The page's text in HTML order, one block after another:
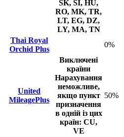
SK, SI, HU,
RO, MK, TR,
LT, EG, DZ,
LY, MA, TN
Thai Royal
Orchid Plus
0%
United
MileagePlus
Виключені
країни
Нарахування
неможливе,
якщо пункт
призначення
в одній із цих
країн: CU,
VE
50%